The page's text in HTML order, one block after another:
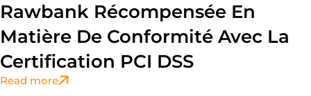
Rawbank Récompensée En
Matière De Conformité Avec La
Certification PCI DSS
Read more